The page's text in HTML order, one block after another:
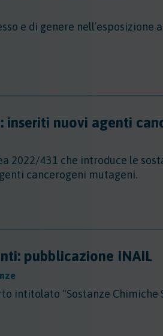
e di genere nell’esposizione
inseriti nuovi agenti
2022/431 che introduce le
cancerogeni mutageni.
pubblicazione INAIL
intitolato "Sostanze Chimiche